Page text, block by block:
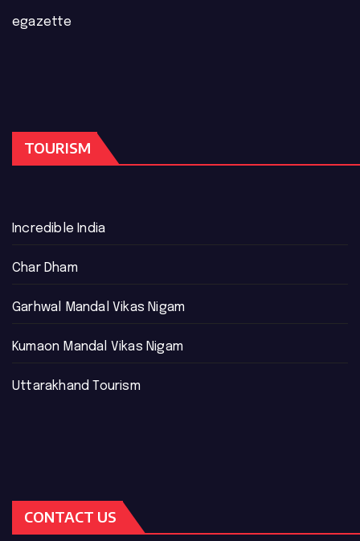
egazette
TOURISM
Incredible India
Char Dham
Garhwal Mandal Vikas Nigam
Kumaon Mandal Vikas Nigam
Uttarakhand Tourism
CONTACT US